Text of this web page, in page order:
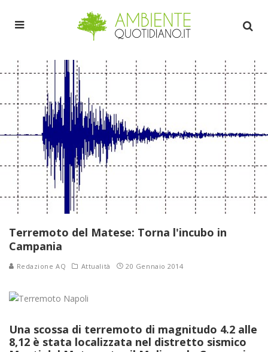
Terremoto del Matese: Torna l'incubo in
Campania
Redazione AQ Attualità 20 Gennaio 2014
Una scossa di terremoto di magnitudo 4.2 alle
8,12 è stata localizzata nel distretto sismico